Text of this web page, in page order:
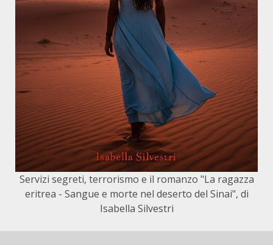
Servizi segreti, terrorismo e il romanzo "La ragazza
eritrea - Sangue e morte nel deserto del Sinai", di
Isabella Silvestri